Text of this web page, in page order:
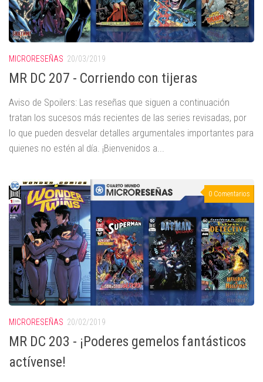
MICRORESEÑAS 20/03/2019
MR DC 207 - Corriendo con tijeras
Aviso de Spoilers: Las reseñas que siguen a continuación
tratan los sucesos más recientes de las series revisadas, por
lo que pueden desvelar detalles argumentales importantes para
quienes no estén al día. ¡Bienvenidos a...
0 Comentarios
MICRORESEÑAS 20/02/2019
MR DC 203 - ¡Poderes gemelos fantásticos
actívense!